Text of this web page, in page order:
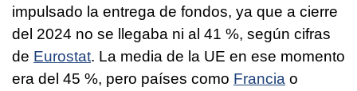
impulsado la entrega de fondos, ya que a cierre
del 2024 no se llegaba ni al 41 %, según cifras
de Eurostat. La media de la UE en ese momento
era del 45 %, pero países como Francia o